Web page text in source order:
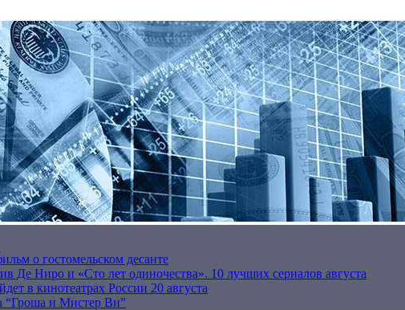
о гостомельском десанте
Де Ниро и «Сто лет одиночества». 10 лучших сериалов августа
в кинотеатрах России 20 августа
“Гроша и Мистер Ви”